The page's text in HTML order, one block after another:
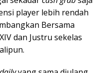
player lebih rendah
Bersama
dan Justru sekelas